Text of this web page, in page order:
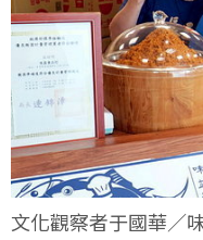
文化觀察者于國華／